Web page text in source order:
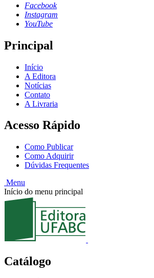
Facebook
Instagram
YouTube
Principal
Início
A Editora
Notícias
Contato
A Livraria
Acesso Rápido
Como Publicar
Como Adquirir
Dúvidas Frequentes
Menu
Início do menu principal
Catálogo